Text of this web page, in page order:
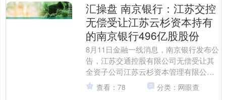
汇操盘 南京银行：江苏交控
无偿受让江苏云杉资本持有
的南京银行496亿股股份
8月11日金融一线消息，南京银行发布公
告，江苏交通控股有限公司无偿受让其
全资子公司江苏云杉资本管理有限公司
持有的南京银行4.96亿股股份，占公司总
股本的4.02....
查看：78 分类：网眼查